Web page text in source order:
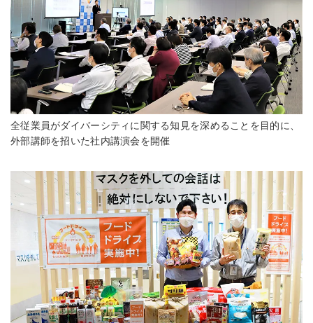
全従業員がダイバーシティに関する知見を深めることを目的に、
外部講師を招いた社内講演会を開催